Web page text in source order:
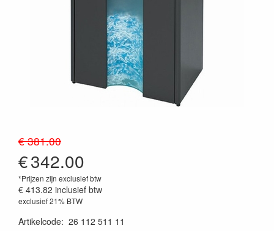
€ 381.00
€342.00
*Prijzen zijn exclusief btw
€ 413.82 inclusief btw
exclusief 21% BTW
Artikelcode: 26 112 511 11